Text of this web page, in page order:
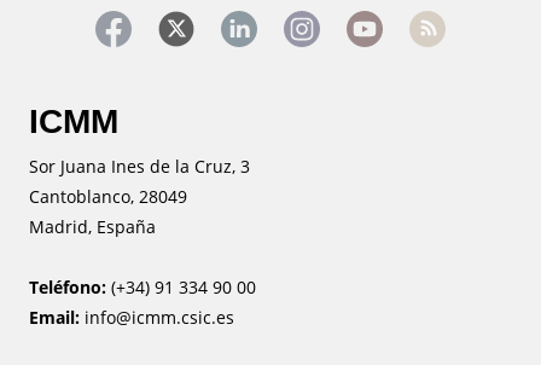
ICMM
Sor Juana Ines de la Cruz, 3
Cantoblanco, 28049
Madrid, España
Teléfono: (+34) 91 334 90 00
Email: info@icmm.csic.es